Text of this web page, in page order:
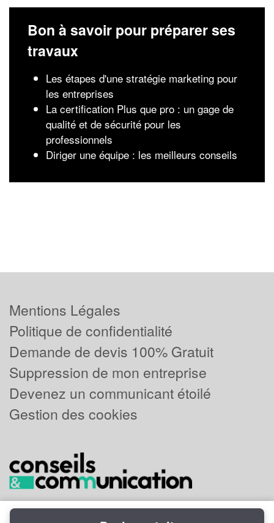
Bon à savoir pour préparer ses
travaux
Les étapes d'une stratégie marketing pour
les entreprises
La certification Plus que pro : un gage de
qualité et de sécurité pour les
professionnels
Diriger une équipe : les meilleurs conseils
Mentions Légales
Politique de confidentialité
Demande de devis 100% Gratuit
Suppression de mon entreprise
Devenez un communicant étoilé
Gestion des cookies